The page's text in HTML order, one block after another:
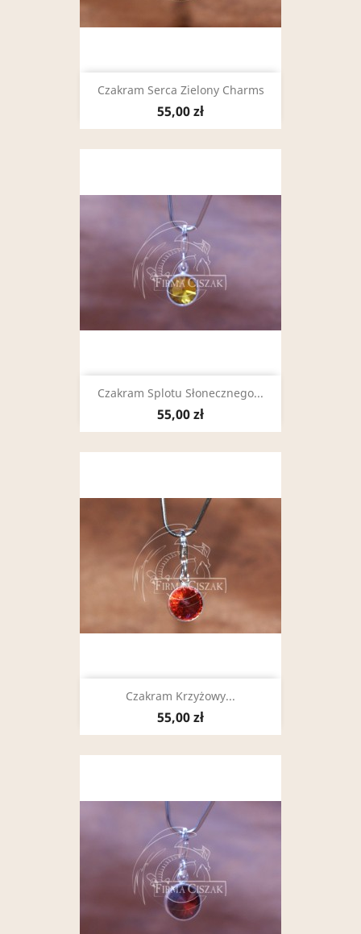
Czakram Serca Zielony Charms
55,00 zł
Czakram Splotu Słonecznego...
55,00 zł
Czakram Krzyżowy...
55,00 zł